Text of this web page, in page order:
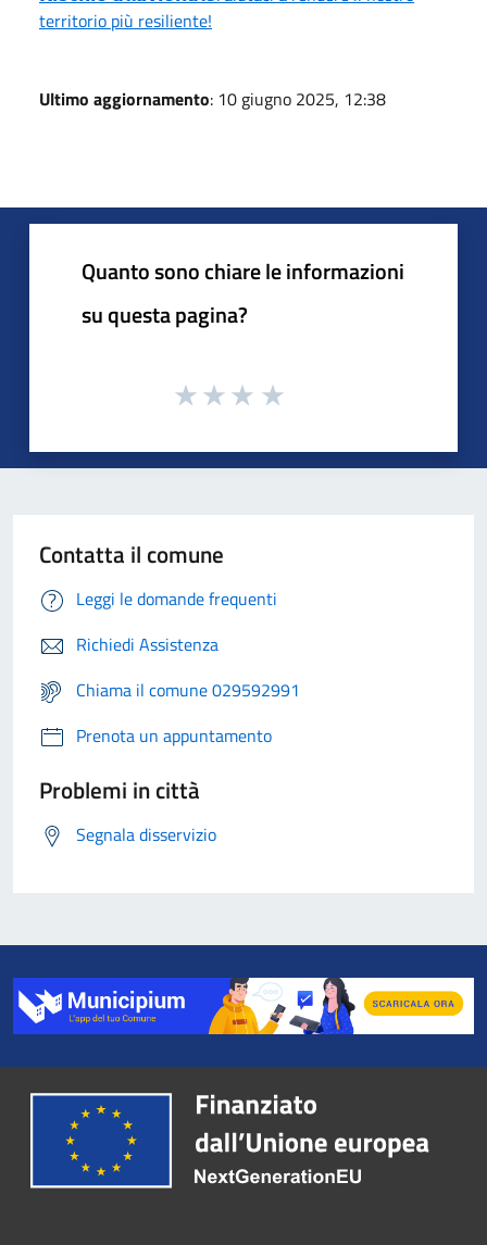
territorio più resiliente!
Ultimo aggiornamento: 10 giugno 2025, 12:38
Quanto sono chiare le informazioni
su questa pagina?
Contatta il comune
Leggi le domande frequenti
Richiedi Assistenza
Chiama il comune 029592991
Prenota un appuntamento
Problemi in città
Segnala disservizio